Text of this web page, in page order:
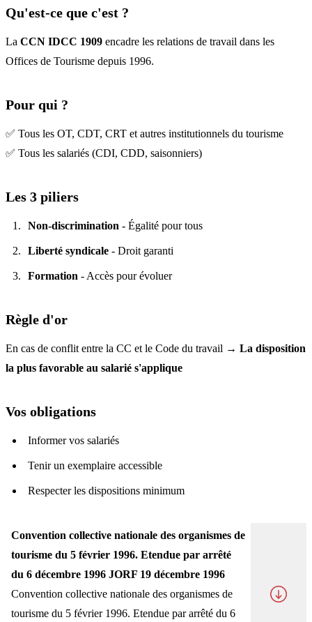
Qu'est-ce que c'est ?
La CCN IDCC 1909 encadre les relations de travail dans les
Offices de Tourisme depuis 1996.
Pour qui ?
✅ Tous les OT, CDT, CRT et autres institutionnels du tourisme
✅ Tous les salariés (CDI, CDD, saisonniers)
Les 3 piliers
Non-discrimination - Égalité pour tous
Liberté syndicale - Droit garanti
Formation - Accès pour évoluer
Règle d'or
En cas de conflit entre la CC et le Code du travail → La disposition
la plus favorable au salarié s'applique
Vos obligations
Informer vos salariés
Tenir un exemplaire accessible
Respecter les dispositions minimum
Convention collective nationale des organismes de
tourisme du 5 février 1996. Etendue par arrêté
du 6 décembre 1996 JORF 19 décembre 1996
Convention collective nationale des organismes de
tourisme du 5 février 1996. Etendue par arrêté du 6